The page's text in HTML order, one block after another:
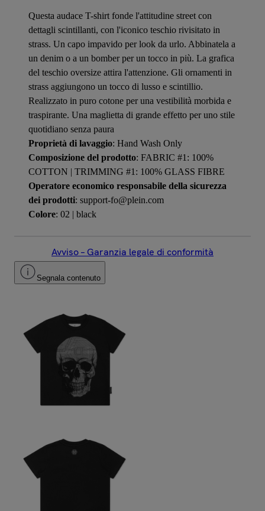
Questa audace T-shirt fonde l'attitudine street con
dettagli scintillanti, con l'iconico teschio rivisitato in
strass. Un capo impavido per look da urlo. Abbinatela a
un denim o a un bomber per un tocco in più. La grafica
del teschio oversize attira l'attenzione. Gli ornamenti in
strass aggiungono un tocco di lusso e scintillio.
Realizzato in puro cotone per una vestibilità morbida e
traspirante. Una maglietta di grande effetto per uno stile
quotidiano senza paura
Proprietà di lavaggio: Hand Wash Only
Composizione del prodotto: FABRIC #1: 100%
COTTON | TRIMMING #1: 100% GLASS FIBRE
Operatore economico responsabile della sicurezza
dei prodotti: support-fo@plein.com
Colore: 02 | black
Avviso – Garanzia legale di conformità
Segnala contenuto